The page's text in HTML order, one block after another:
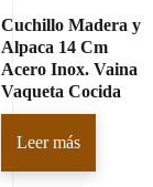
Cuchillo Madera y
Alpaca 14 Cm
Acero Inox. Vaina
Vaqueta Cocida
Leer más